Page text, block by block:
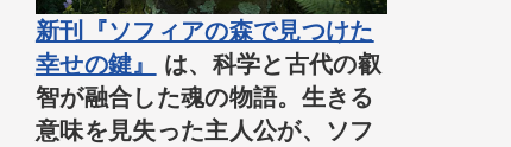
新刊『ソフィアの森で見つけた
幸せの鍵』
は、科学と古代の叡
智が融合した魂の物語。生きる
意味を見失った主人公が、ソフ